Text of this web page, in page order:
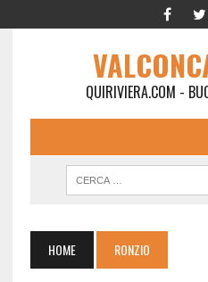
QUIRIVIERA.COM -
HOME RONZIO